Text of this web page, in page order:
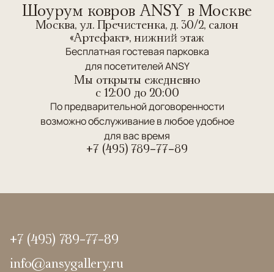
Шоурум ковров ANSY в Москве
Москва, ул. Пречистенка, д. 30/2, салон
«Артефакт», нижний этаж
Бесплатная гостевая парковка
для посетителей ANSY
Мы открыты ежедневно
c 12:00 до 20:00
По предварительной договоренности
возможно обслуживание в любое удобное
для вас время
+7 (495) 789-77-89
+7 (495) 789-77-89
info@ansygallery.ru